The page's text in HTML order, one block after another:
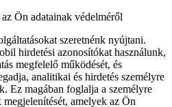
Ön adatainak védelméről
szeretnénk nyújtani.
hirdetési azonosítókat használunk,
megfelelő működését, és
analitikai és hirdetés személyre
Ez magában foglalja a személyre
amelyek az Ön